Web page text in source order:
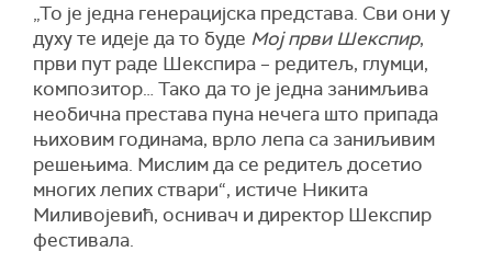
„То је једна генерацијска представа. Сви они у
духу те идеје да то буде Мој први Шекспир,
први пут раде Шекспира – редитељ, глумци,
композитор… Тако да то је једна занимљива
необична престава пуна нечега што припада
њиховим годинама, врло лепа са заниљивим
решењима. Мислим да се редитељ досетио
многих лепих ствари“, истиче Никита
Миливојевић, оснивач и директор Шекспир
фестивала.